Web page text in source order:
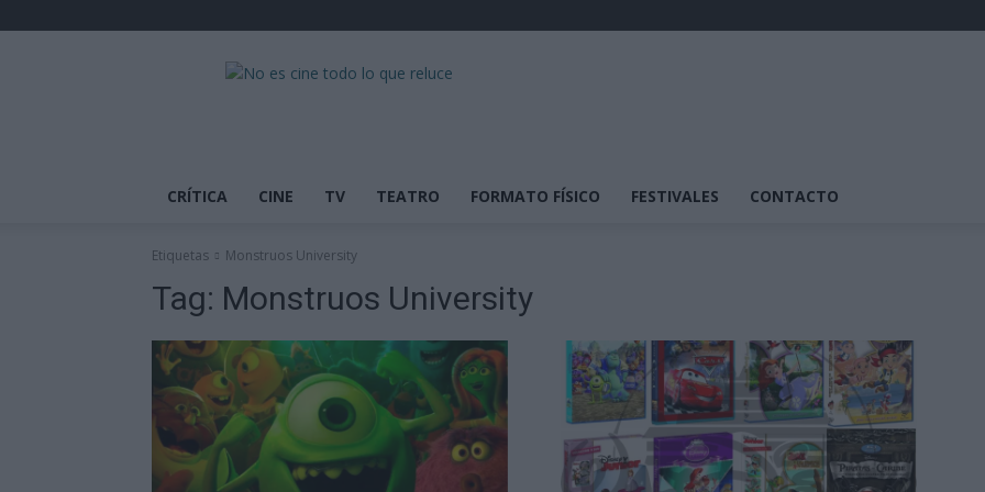
No
que
CRÍTICA CINE TV TEATRO FORMATO FÍSICO FESTIVALES CONTACTO
Etiquetas Monstruos University
Tag: Monstruos University